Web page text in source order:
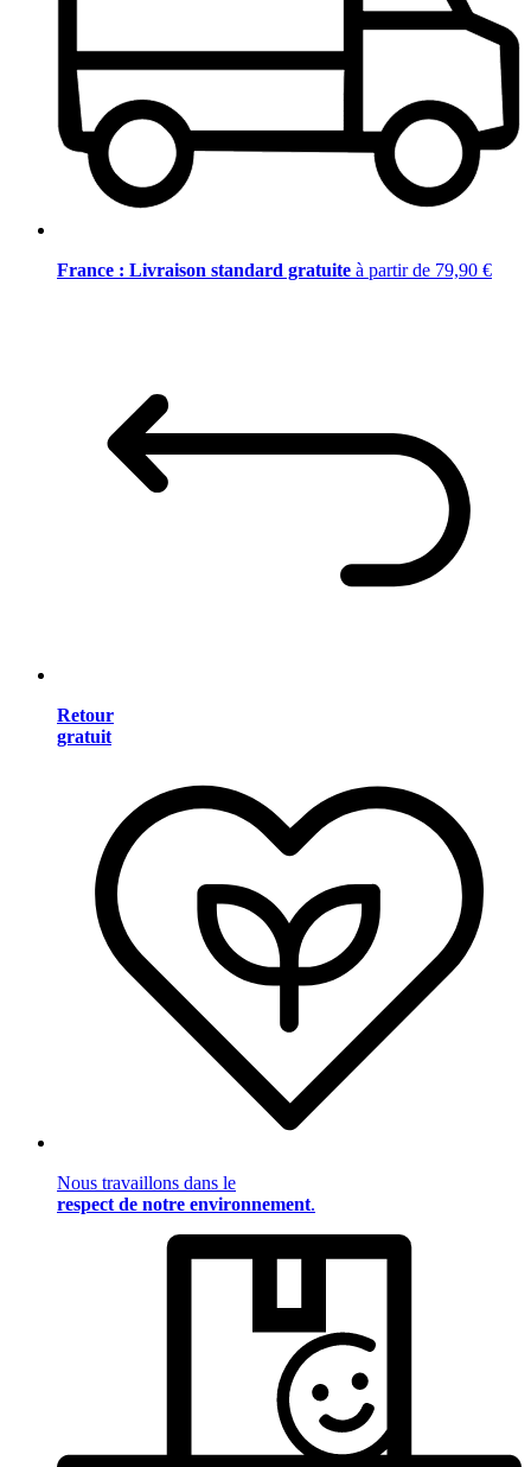
France : Livraison standard gratuite à partir de 79,90 €
Retour
gratuit
Nous travaillons dans le
respect de notre environnement.